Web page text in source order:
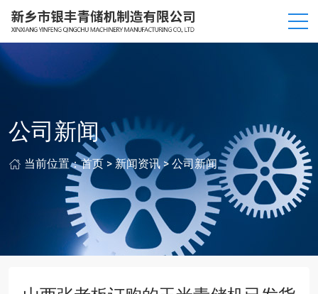
公司新闻
当前位置：首页 > 新闻资讯 >公司新闻